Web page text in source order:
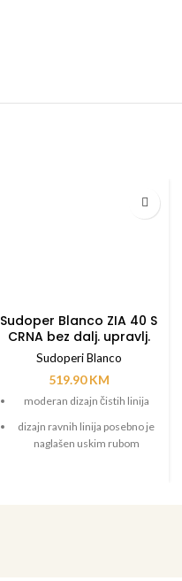
Sudoper Blanco ZIA 40 S
CRNA bez dalj. upravlj.
Sudoperi Blanco
519.90KM
moderan dizajn čistih linija
dizajn ravnih linija posebno je
naglašen uskim rubom